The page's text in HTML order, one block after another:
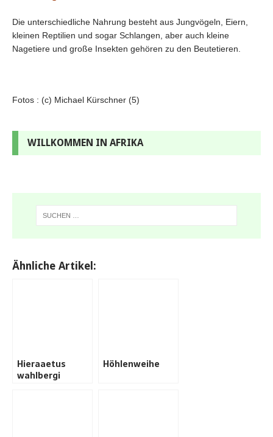
Die unterschiedliche Nahrung besteht aus Jungvögeln, Eiern,
kleinen Reptilien und sogar Schlangen, aber auch kleine
Nagetiere und große Insekten gehören zu den Beutetieren.
Fotos : (c) Michael Kürschner (5)
WILLKOMMEN IN AFRIKA
Ähnliche Artikel:
Hieraaetus
wahlbergi
Höhlenweihe